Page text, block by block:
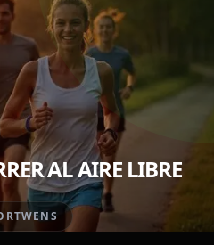
AL AIRE LIBRE